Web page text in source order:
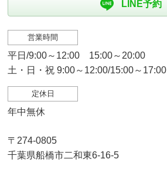
LINE予約
営業時間
平日/9:00～12:00 15:00～20:00
土・日・祝 9:00～12:00/15:00～17:00
定休日
年中無休
〒274-0805
千葉県船橋市二和東6-16-5